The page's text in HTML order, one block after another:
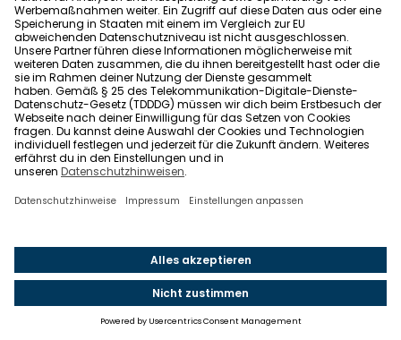
House-Anbietervagabundo
seinen Kunden.
Insgesamt stehen drei unterschiedlicheTiny House
Varianten zur Verfügung: mini, flex und comfort.
Wie der Name bereits verrät, ist mini mit 15
Quadratmetern Wohnfläche die kompakteste
Variante, lässt aber eine Planung nach individuellen
Wünschen zu. Bei flex sorgt ein verbautes
Das offene Design und die kompakte sowie
großzügiges Wohngefühl auf einer Fläche von
insgesamt 28 Quadratmetern.
Übrigens: Im EnglischenGartenin München steht ein